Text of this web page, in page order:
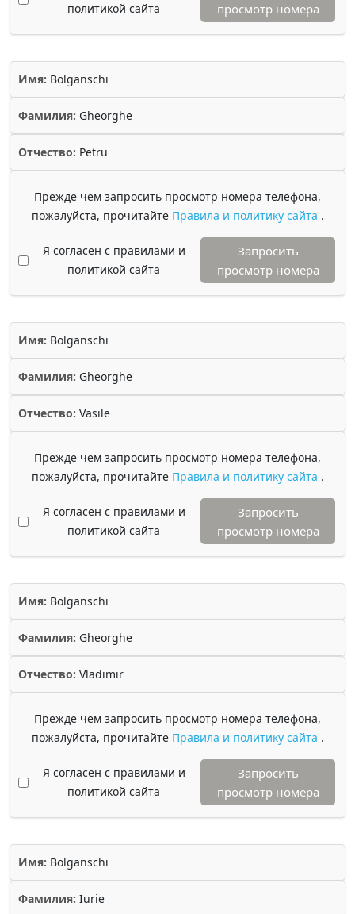
политикой сайта
просмотр номера
Имя: Bolganschi
Фамилия: Gheorghe
Отчество: Petru
Прежде чем запросить просмотр номера телефона,
пожалуйста, прочитайте Правила и политику сайта .
Я согласен с правилами и
политикой сайта
Запросить
просмотр номера
Имя: Bolganschi
Фамилия: Gheorghe
Отчество: Vasile
Прежде чем запросить просмотр номера телефона,
пожалуйста, прочитайте Правила и политику сайта .
Я согласен с правилами и
политикой сайта
Запросить
просмотр номера
Имя: Bolganschi
Фамилия: Gheorghe
Отчество: Vladimir
Прежде чем запросить просмотр номера телефона,
пожалуйста, прочитайте Правила и политику сайта .
Я согласен с правилами и
политикой сайта
Запросить
просмотр номера
Имя: Bolganschi
Фамилия: Iurie